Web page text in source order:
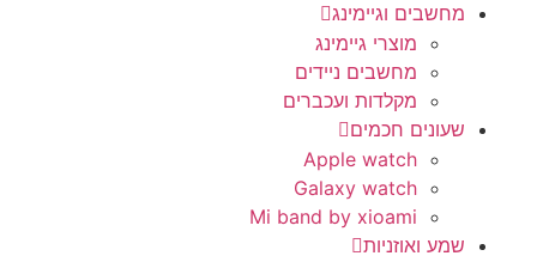
מחשבים וגיימינג
מוצרי גיימינג
מחשבים ניידים
מקלדות ועכברים
שעונים חכמים
Apple watch
Galaxy watch
Mi band by xioami
שמע ואוזניות